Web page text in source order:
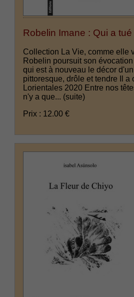
Robelin Imane : Qui a
Collection La Vie, comme elle
Robelin poursuit son
qui est à nouveau le décor
pittoresque, drôle et tendre Il a
Lorientales 2020 Entre nos
n'y a que... (suite)
Prix : 12.00 €